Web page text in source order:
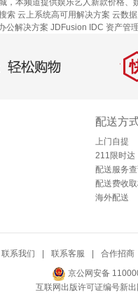
，本频道提供娱乐艺人新款价格
索 云上系统高可用解决方案 云数
公解决方案 JDFusion IDC 资产管
松购物 快
配送方
上门自提
211限时达
配送服务
配送费收
海外配送
联系我们 联系客服 合作招商
京公网安备
互联网出版许可证编号新